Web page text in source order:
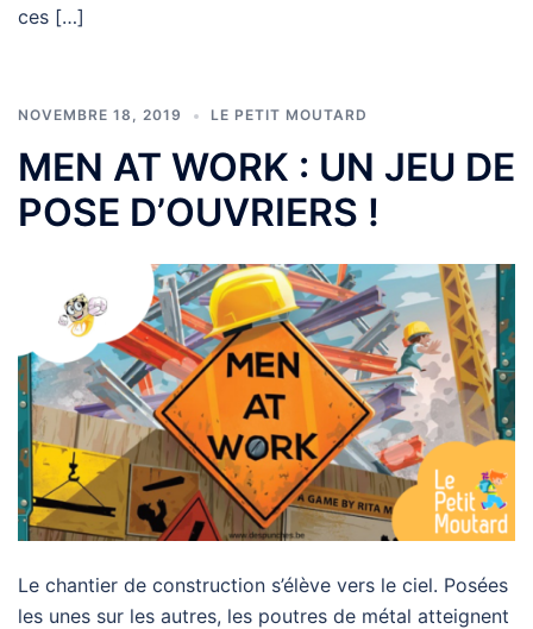
ces […]
NOVEMBRE 18, 2019 LE PETIT MOUTARD
MEN AT WORK : UN JEU DE
POSE D’OUVRIERS !
Le chantier de construction s’élève vers le ciel. Posées
les unes sur les autres, les poutres de métal atteignent